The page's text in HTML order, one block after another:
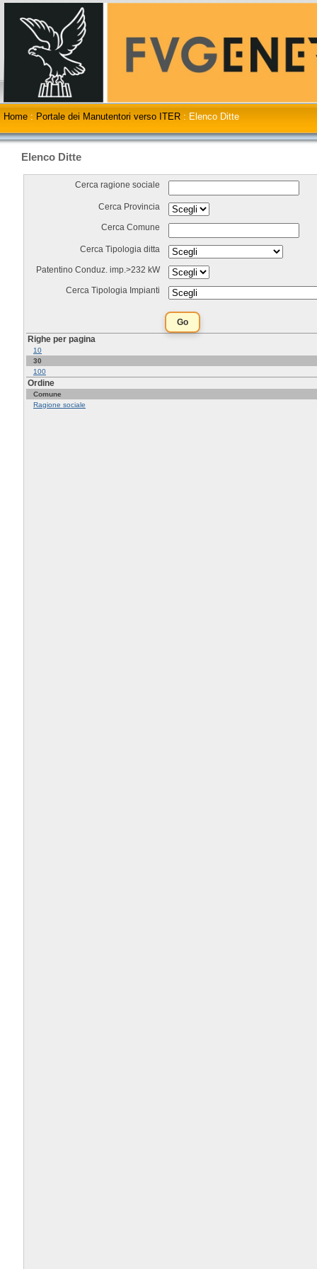
Home : Portale dei Manutentori verso ITER : Elenco Ditte
Elenco Ditte
Cerca ragione sociale
Cerca Provincia
Cerca Comune
Cerca Tipologia ditta
Patentino Conduz. imp.>232 kW
Cerca Tipologia Impianti
Righe per pagina
10
30
100
Ordine
Comune
Ragione sociale